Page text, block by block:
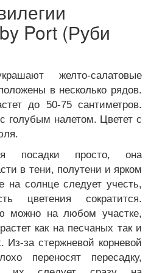
Port (Руби
желто-салатовые
в несколько рядов.
до 50-75 сантиметров.
голубым налетом. Цветет с
посадки просто, она
в тени, полутени и ярком
на солнце следует учесть,
цветения сократится.
можно на любом участке,
как на песчаных так и
Из-за стержневой корневой
переносят пересадку,